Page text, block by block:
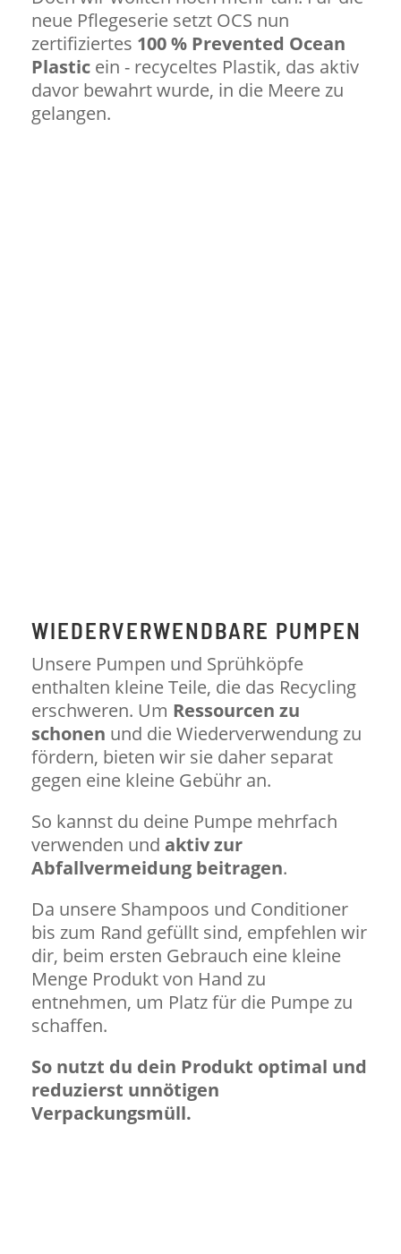
neue Pflegeserie setzt OCS nun
zertifiziertes 100 % Prevented Ocean
Plastic ein - recyceltes Plastik, das aktiv
davor bewahrt wurde, in die Meere zu
gelangen.
WIEDERVERWENDBARE PUMPEN
Unsere Pumpen und Sprühköpfe
enthalten kleine Teile, die das Recycling
erschweren. Um Ressourcen zu
schonen und die Wiederverwendung zu
fördern, bieten wir sie daher separat
gegen eine kleine Gebühr an.
So kannst du deine Pumpe mehrfach
verwenden und aktiv zur
Abfallvermeidung beitragen.
Da unsere Shampoos und Conditioner
bis zum Rand gefüllt sind, empfehlen wir
dir, beim ersten Gebrauch eine kleine
Menge Produkt von Hand zu
entnehmen, um Platz für die Pumpe zu
schaffen.
So nutzt du dein Produkt optimal und
reduzierst unnötigen
Verpackungsmüll.